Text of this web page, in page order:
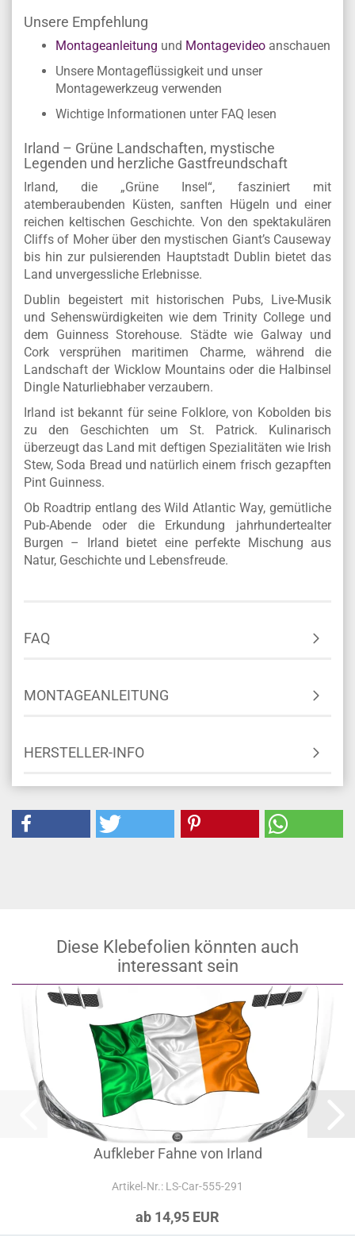
Unsere Empfehlung
Montageanleitung und Montagevideo anschauen
Unsere Montageflüssigkeit und unser
Montagewerkzeug verwenden
Wichtige Informationen unter FAQ lesen
Irland – Grüne Landschaften, mystische
Legenden und herzliche Gastfreundschaft
Irland, die „Grüne Insel“, fasziniert mit
atemberaubenden Küsten, sanften Hügeln und einer
reichen keltischen Geschichte. Von den spektakulären
Cliffs of Moher über den mystischen Giant’s Causeway
bis hin zur pulsierenden Hauptstadt Dublin bietet das
Land unvergessliche Erlebnisse.
Dublin begeistert mit historischen Pubs, Live-Musik
und Sehenswürdigkeiten wie dem Trinity College und
dem Guinness Storehouse. Städte wie Galway und
Cork versprühen maritimen Charme, während die
Landschaft der Wicklow Mountains oder die Halbinsel
Dingle Naturliebhaber verzaubern.
Irland ist bekannt für seine Folklore, von Kobolden bis
zu den Geschichten um St. Patrick. Kulinarisch
überzeugt das Land mit deftigen Spezialitäten wie Irish
Stew, Soda Bread und natürlich einem frisch gezapften
Pint Guinness.
Ob Roadtrip entlang des Wild Atlantic Way, gemütliche
Pub-Abende oder die Erkundung jahrhundertealter
Burgen – Irland bietet eine perfekte Mischung aus
Natur, Geschichte und Lebensfreude.
FAQ
MONTAGEANLEITUNG
HERSTELLER-INFO
Diese Klebefolien könnten auch
interessant sein
Aufkleber Fahne von Irland
Artikel‑Nr.: LS-Car-555-291
ab 14,95 EUR